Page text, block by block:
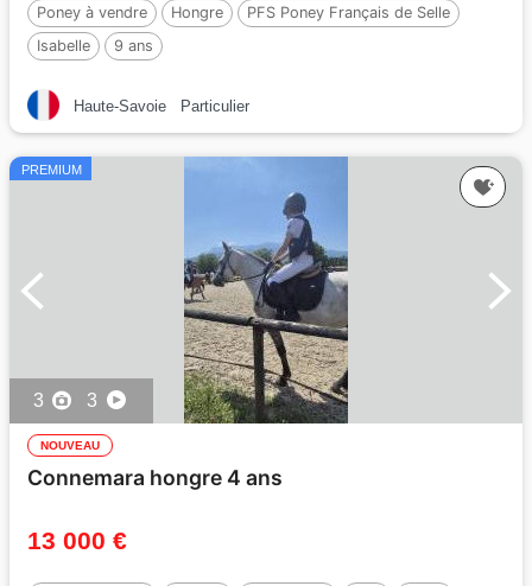
Poney à vendre Hongre
PFS Poney Français de Selle
Isabelle
9 ans
Haute-Savoie Particulier
PREMIUM
3 3
NOUVEAU
Connemara hongre 4 ans
13 000 €